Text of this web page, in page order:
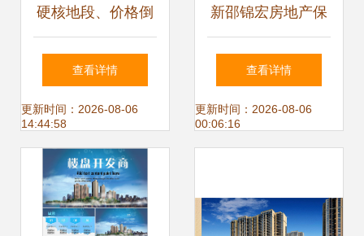
硬核地段、价格倒
挂、北五环三面宽
神户型震撼全场，
京城买房人的终极
答案来了
查看详情
更新时间：2026-08-06
14:44:58
新邵锦宏房地产保
交楼
查看详情
更新时间：2026-08-06
00:06:16